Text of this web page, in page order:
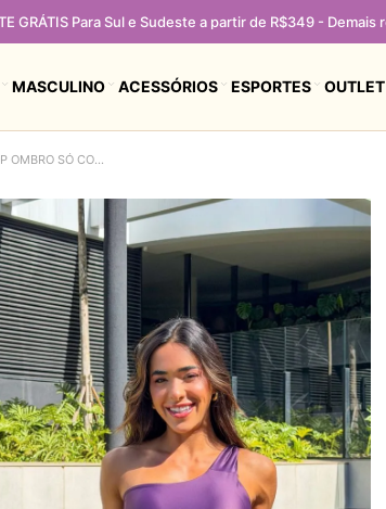
MASCULINO ACESSÓRIOS ESPORTES OUTLET
TOP OMBRO SÓ COMPRESSÃO ROXO FIGO